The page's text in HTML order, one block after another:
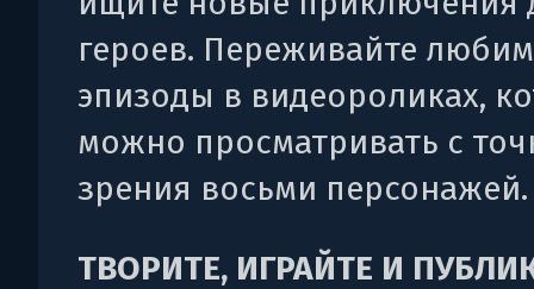
героев. Переживайте
эпизоды в видеороликах,
можно просматривать с
зрения восьми персонажей.
ТВОРИТЕ, ИГРАЙТЕ И